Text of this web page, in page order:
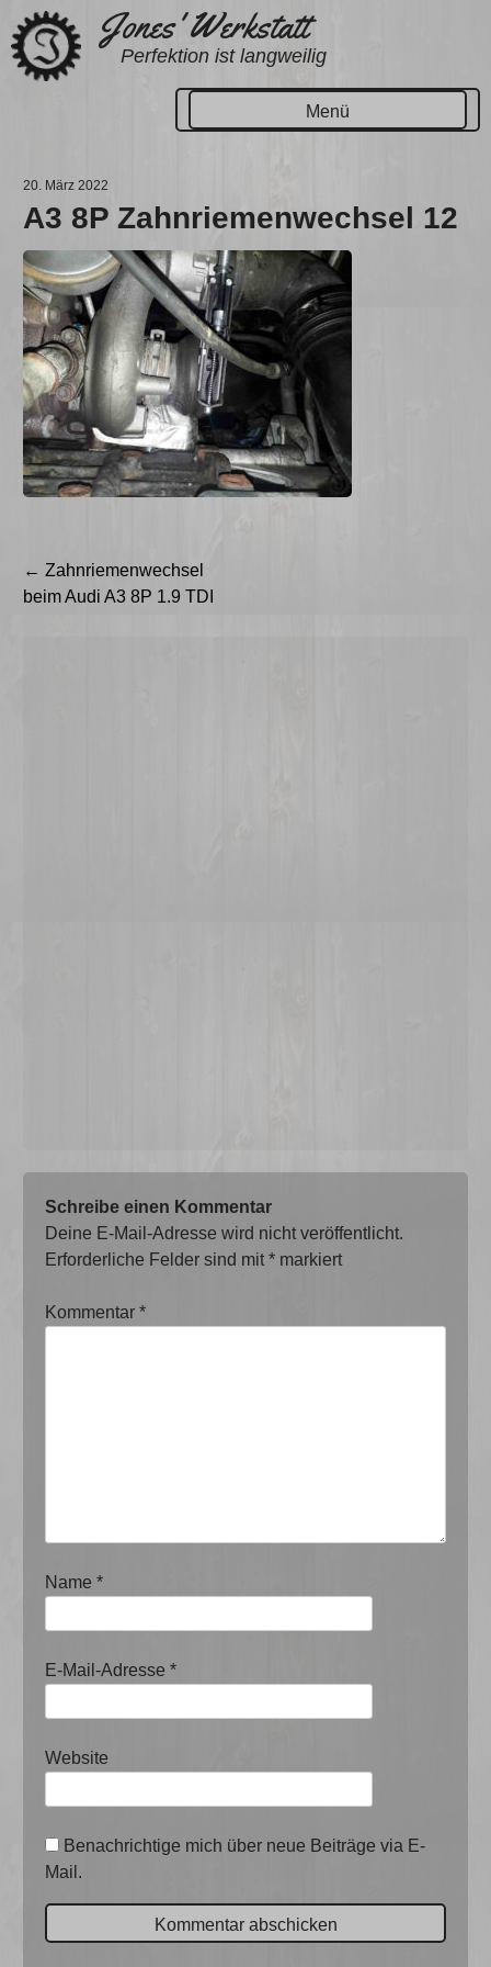
Zum
Inhalt
springen
Jones' Werkstatt
Perfektion ist langweilig
Menü
20. März 2022
A3 8P Zahnriemenwechsel 12
Beitragsnavigation
← Zahnriemenwechsel
beim Audi A3 8P 1.9 TDI
Schreibe einen Kommentar
Deine E-Mail-Adresse wird nicht veröffentlicht.
Erforderliche Felder sind mit* markiert
Kommentar*
Name*
E-Mail-Adresse*
Website
Benachrichtige mich über neue Beiträge via E-
Mail.